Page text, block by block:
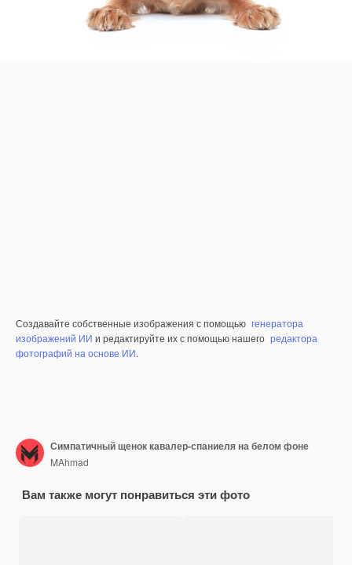
Создавайте собственные изображения с помощью генератора
изображений ИИ и редактируйте их с помощью нашего редактора
фотографий на основе ИИ.
Симпатичный щенок кавалер-спаниеля на белом фоне
MAhmad
Вам также могут понравиться эти фото